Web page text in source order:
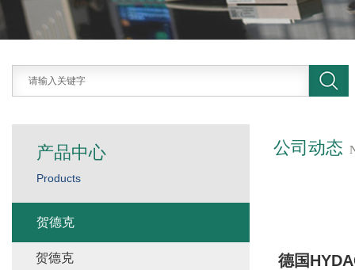
公司动态
德国
产品中心
Products
贺德克
贺德克